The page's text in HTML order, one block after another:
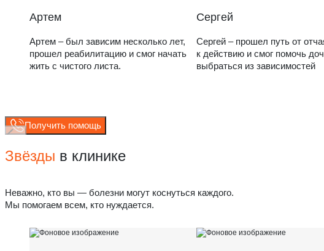
Артем
Артем – был зависим несколько лет,
прошел реабилитацию и смог начать
жить с чистого листа.
Сергей
Сергей – прошел путь от
к действию и смог помочь
выбраться из зависимостей
Получить помощь
Звёзды в клинике
Неважно, кто вы — болезни могут коснуться каждого.
Мы помогаем всем, кто нуждается.